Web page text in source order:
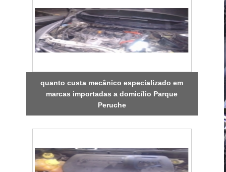
quanto custa mecânico especializado em
marcas importadas a domicílio Parque
Peruche